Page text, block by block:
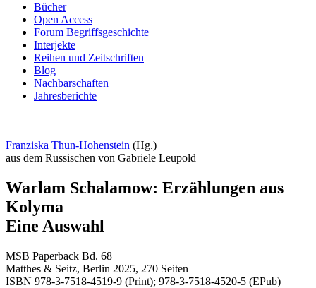
Bücher
Open Access
Forum Begriffsgeschichte
Interjekte
Reihen und Zeitschriften
Blog
Nachbarschaften
Jahresberichte
Franziska Thun-Hohenstein (Hg.)
aus dem Russischen von Gabriele Leupold
Warlam Schalamow: Erzählungen aus
Kolyma
Eine Auswahl
MSB Paperback Bd. 68
Matthes & Seitz, Berlin 2025, 270 Seiten
ISBN 978-3-7518-4519-9 (Print); 978-3-7518-4520-5 (EPub)